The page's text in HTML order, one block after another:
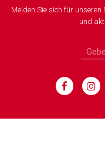
Melden Sie sich für
und